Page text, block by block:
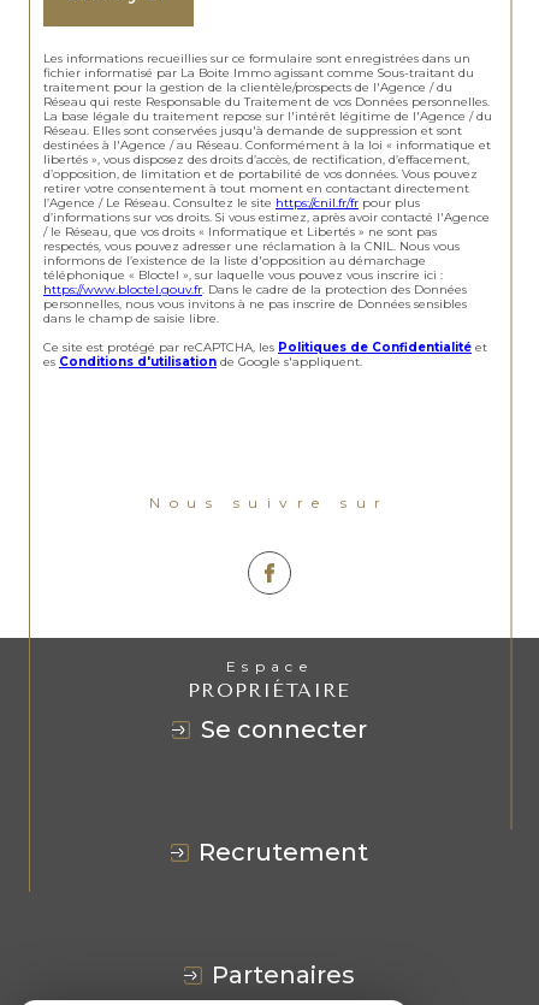
Les informations recueillies sur ce formulaire sont enregistrées dans un
fichier informatisé par La Boite Immo agissant comme Sous-traitant du
traitement pour la gestion de la clientèle/prospects de l'Agence / du
Réseau qui reste Responsable du Traitement de vos Données personnelles.
La base légale du traitement repose sur l'intérêt légitime de l'Agence / du
Réseau. Elles sont conservées jusqu'à demande de suppression et sont
destinées à l'Agence / au Réseau. Conformément à la loi « informatique et
libertés », vous disposez des droits d’accès, de rectification, d’effacement,
d’opposition, de limitation et de portabilité de vos données. Vous pouvez
retirer votre consentement à tout moment en contactant directement
l’Agence / Le Réseau. Consultez le site https://cnil.fr/fr pour plus
d’informations sur vos droits. Si vous estimez, après avoir contacté l'Agence
/ le Réseau, que vos droits « Informatique et Libertés » ne sont pas
respectés, vous pouvez adresser une réclamation à la CNIL. Nous vous
informons de l’existence de la liste d'opposition au démarchage
téléphonique « Bloctel », sur laquelle vous pouvez vous inscrire ici :
https://www.bloctel.gouv.fr . Dans le cadre de la protection des Données
personnelles, nous vous invitons à ne pas inscrire de Données sensibles
dans le champ de saisie libre.
Ce site est protégé par reCAPTCHA, les Politiques de Confidentialité et
es Conditions d'utilisation de Google s'appliquent.
Nous suivre sur
Espace
PROPRIÉTAIRE
se connecter
recrutement
partenaires